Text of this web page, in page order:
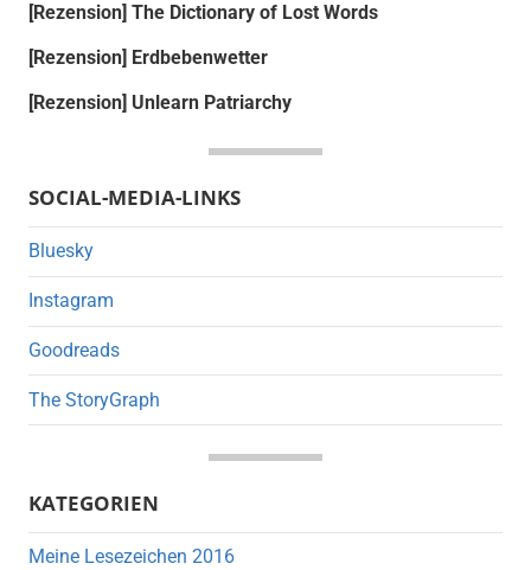
[Rezension] The Dictionary of Lost Words
[Rezension] Erdbebenwetter
[Rezension] Unlearn Patriarchy
SOCIAL-MEDIA-LINKS
Bluesky
Instagram
Goodreads
The StoryGraph
KATEGORIEN
Meine Lesezeichen 2016